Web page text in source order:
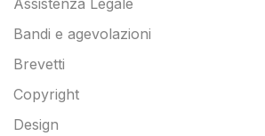
Assistenza Legale
Bandi e agevolazioni
Brevetti
Copyright
Design